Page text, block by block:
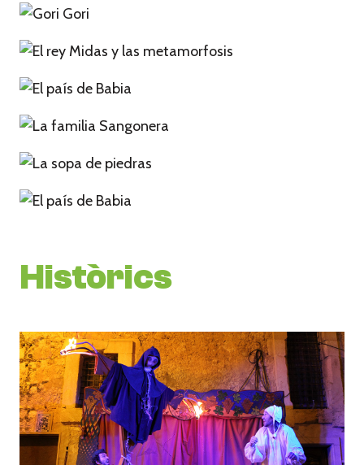
Històrics